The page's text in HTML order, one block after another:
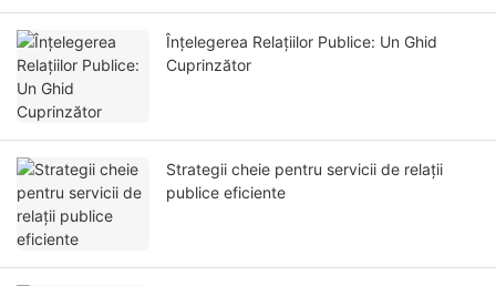
Înțelegerea Relațiilor Publice: Un Ghid
Cuprinzător
Strategii cheie pentru servicii de relații
publice eficiente